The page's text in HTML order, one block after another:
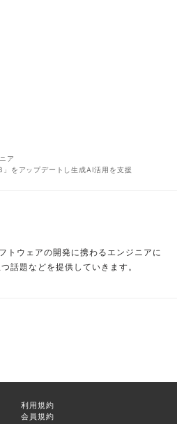
ア
をアップデートし生成AI活用を支援
トウェアの開発に携わるエンジニアに
話題などを提供していきます。
利用規約
会員規約